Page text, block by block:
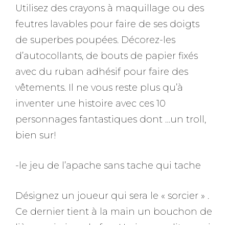
Utilisez des crayons à maquillage ou des
feutres lavables pour faire de ses doigts
de superbes poupées. Décorez-les
d’autocollants, de bouts de papier fixés
avec du ruban adhésif pour faire des
vêtements. Il ne vous reste plus qu’à
inventer une histoire avec ces 10
personnages fantastiques dont …un troll,
bien sur!
-le jeu de l’apache sans tache qui tache
Désignez un joueur qui sera le « sorcier » .
Ce dernier tient à la main un bouchon de